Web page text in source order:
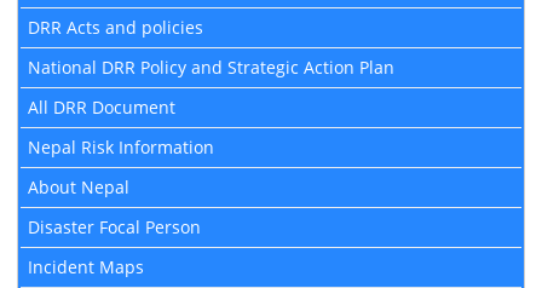
DRR Acts and policies
National DRR Policy and Strategic Action Plan
All DRR Document
Nepal Risk Information
About Nepal
Disaster Focal Person
Incident Maps